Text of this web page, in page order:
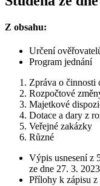
Z obsahu:
Určení
Program jednání
Zpráva o činnosti
Rozpočtové
Majetkové
Dotace a dary z
Veřejné zakázky
Různé
Výpis usnesení z
ze dne 27. 3. 2023
Přílohy k zápisu z